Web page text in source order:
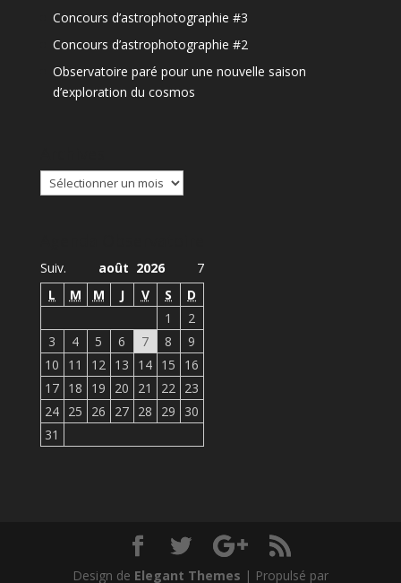
Concours d’astrophotographie #3
Concours d’astrophotographie #2
Observatoire paré pour une nouvelle saison
d’exploration du cosmos
Archives
Suiv. 7
août 2026
L
M M J V S
D
1
2
3
4 5 6 7 8
9
10
11 12 13 14 15
16
17 18 19 20 21 22 23
24 25 26 27 28 29
30
31
Design de Elegant Themes | Propulsé par